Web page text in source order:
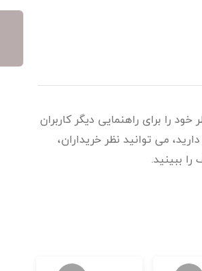
را برای راهنمایی دیگر کاربران
می توانید نظر خریداران،
را ببینید.